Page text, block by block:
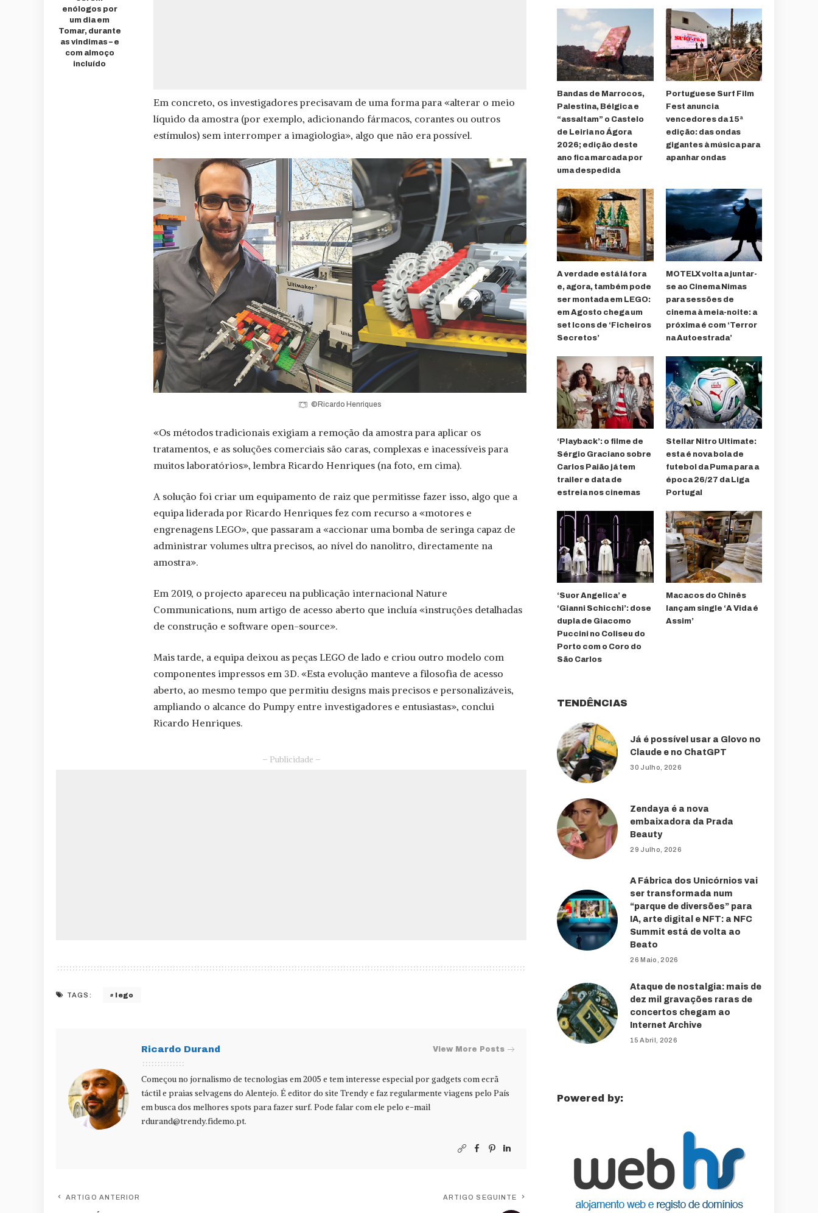
enólogos por
um dia em
Tomar, durante
as vindimas – e
com almoço
incluído
Em concreto, os investigadores precisavam de uma forma para «alterar o meio
líquido da amostra (por exemplo, adicionando fármacos, corantes ou outros
estímulos) sem interromper a imagiologia», algo que não era possível.
©Ricardo Henriques
«Os métodos tradicionais exigiam a remoção da amostra para aplicar os
tratamentos, e as soluções comerciais são caras, complexas e inacessíveis para
muitos laboratórios», lembra Ricardo Henriques (na foto, em cima).
A solução foi criar um equipamento de raiz que permitisse fazer isso, algo que a
equipa liderada por Ricardo Henriques fez com recurso a «motores e
engrenagens LEGO», que passaram a «accionar uma bomba de seringa capaz de
administrar volumes ultra precisos, ao nível do nanolitro, directamente na
amostra».
Em 2019, o projecto apareceu na publicação internacional Nature
Communications, num artigo de acesso aberto que incluía «instruções detalhadas
de construção e software open-source».
Mais tarde, a equipa deixou as peças LEGO de lado e criou outro modelo com
componentes impressos em 3D. «Esta evolução manteve a filosofia de acesso
aberto, ao mesmo tempo que permitiu designs mais precisos e personalizáveis,
ampliando o alcance do Pumpy entre investigadores e entusiastas», conclui
Ricardo Henriques.
– Publicidade –
TAGS: lego
Ricardo Durand View More Posts
Começou no jornalismo de tecnologias em 2005 e tem interesse especial por gadgets com ecrã
táctil e praias selvagens do Alentejo. É editor do site Trendy e faz regularmente viagens pelo País
em busca dos melhores spots para fazer surf. Pode falar com ele pelo e-mail
rdurand@trendy.fidemo.pt.
ARTIGO ANTERIOR ARTIGO SEGUINTE
Bandas de Marrocos,
Palestina, Bélgica e
“assaltam” o Castelo
de Leiria no Ágora
2026; edição deste
ano fica marcada por
uma despedida
Portuguese Surf Film
Fest anuncia
vencedores da 15ª
edição: das ondas
gigantes à música para
apanhar ondas
A verdade está lá fora
e, agora, também pode
ser montada em LEGO:
em Agosto chega um
set Icons de ‘Ficheiros
Secretos’
MOTELX volta a juntar-
se ao Cinema Nimas
para sessões de
cinema à meia-noite: a
próxima é com ‘Terror
na Autoestrada’
‘Playback’: o filme de
Sérgio Graciano sobre
Carlos Paião já tem
trailer e data de
estreia nos cinemas
Stellar Nitro Ultimate:
esta é nova bola de
futebol da Puma para a
época 26/27 da Liga
Portugal
‘Suor Angelica’ e
‘Gianni Schicchi’: dose
dupla de Giacomo
Puccini no Coliseu do
Porto com o Coro do
São Carlos
Macacos do Chinês
lançam single ‘A Vida é
Assim’
TENDÊNCIAS
Já é possível usar a Glovo no
Claude e no ChatGPT
30 Julho, 2026
Zendaya é a nova
embaixadora da Prada
Beauty
29 Julho, 2026
A Fábrica dos Unicórnios vai
ser transformada num
“parque de diversões” para
IA, arte digital e NFT: a NFC
Summit está de volta ao
Beato
26 Maio, 2026
Ataque de nostalgia: mais de
dez mil gravações raras de
concertos chegam ao
Internet Archive
15 Abril, 2026
Powered by: